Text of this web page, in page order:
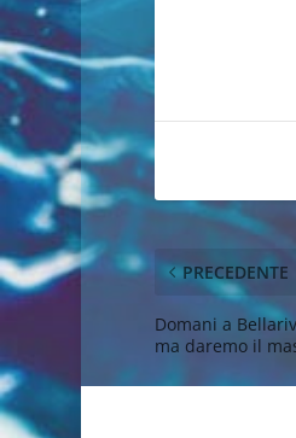
PRECEDENTE
Domani a
ma daremo il